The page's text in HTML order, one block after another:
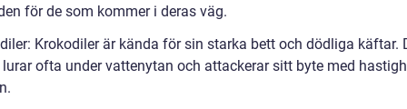
för de som kommer i deras väg.
Krokodiler är kända för sin starka bett och dödliga käftar.
lurar ofta under vattenytan och attackerar sitt byte med